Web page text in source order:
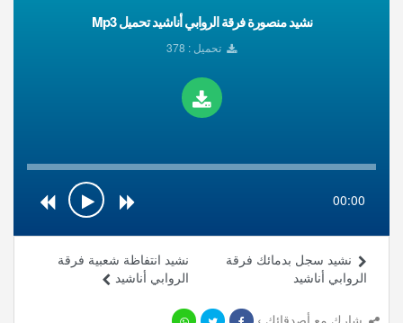
نشيد منصورة فرقة الروابي أناشيد تحميل Mp3
تحميل : 378
00:00
نشيد انتفاظة شعبية فرقة
الروابي أناشيد
نشيد سجل بدمائك فرقة
الروابي أناشيد